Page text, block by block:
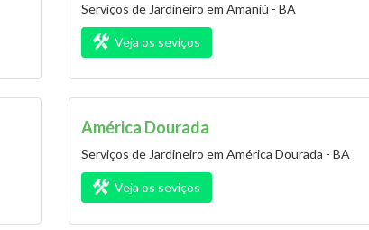
Serviços de Jardineiro em Amaniú - BA
Veja os seviços
América Dourada
Serviços de Jardineiro em América Dourada - BA
Veja os seviços